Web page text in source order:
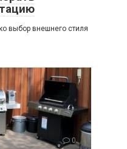
выбор внешнего стиля
0